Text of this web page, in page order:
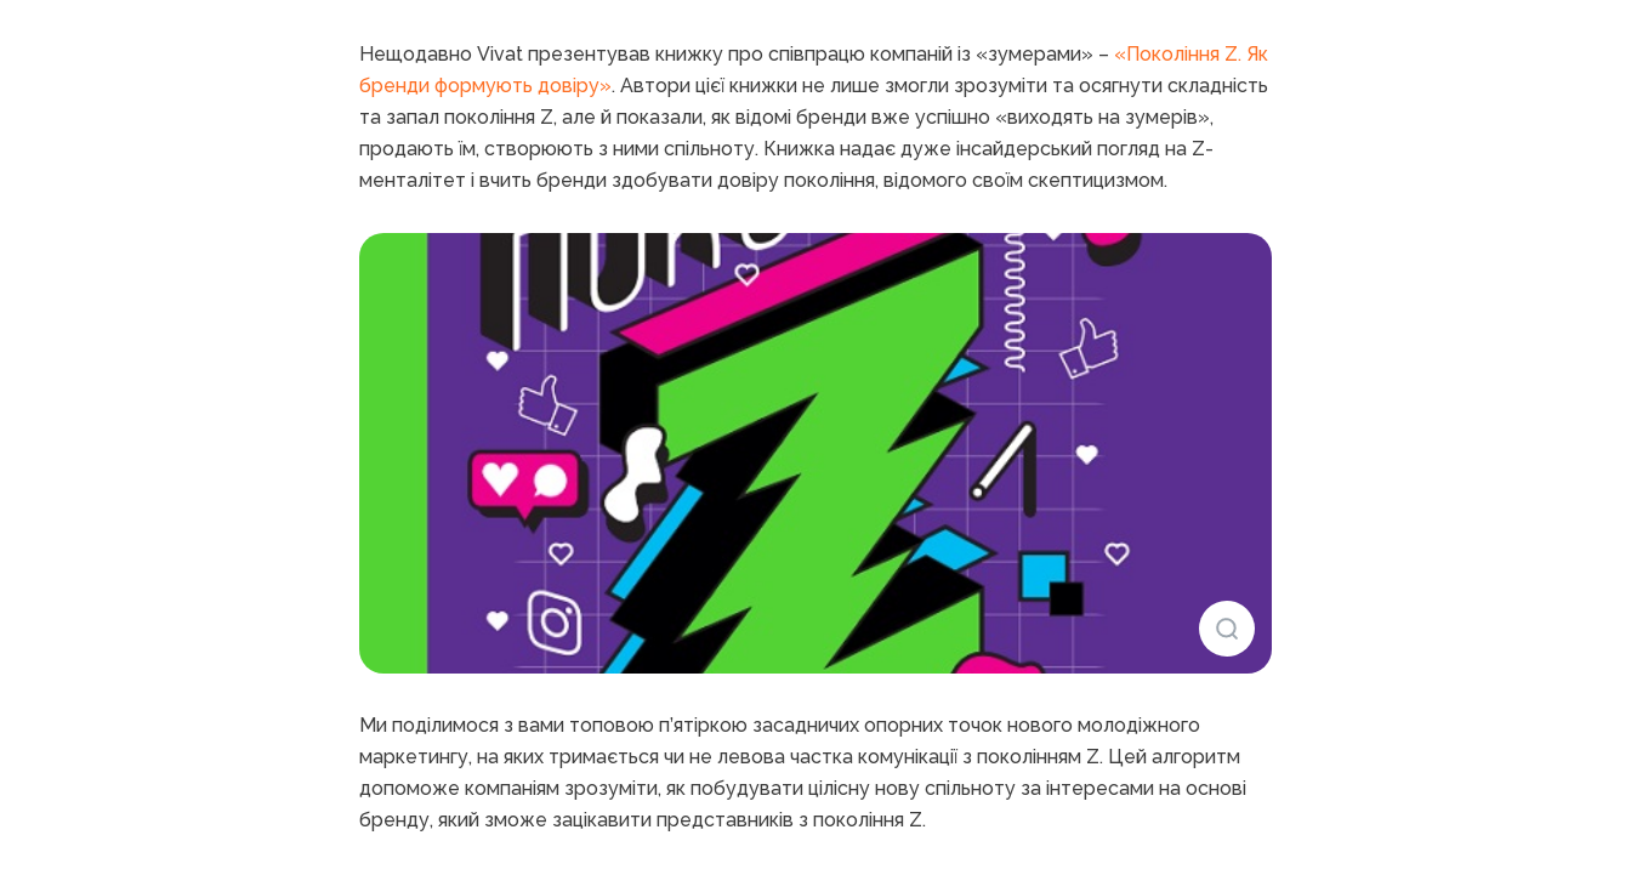
Нещодавно Vivat презентував книжку про співпрацю компаній із «зумерами» – «Покоління Z. Як
бренди формують довіру». Автори цієї книжки не лише змогли зрозуміти та осягнути складність
та запал покоління Z, але й показали, як відомі бренди вже успішно «виходять на зумерів»,
продають їм, створюють з ними спільноту. Книжка надає дуже інсайдерський погляд на Z-
менталітет і вчить бренди здобувати довіру покоління, відомого своїм скептицизмом.
Ми поділимося з вами топовою п’ятіркою засадничих опорних точок нового молодіжного
маркетингу, на яких тримається чи не левова частка комунікації з поколінням Z. Цей алгоритм
допоможе компаніям зрозуміти, як побудувати цілісну нову спільноту за інтересами на основі
бренду, який зможе зацікавити представників з покоління Z.